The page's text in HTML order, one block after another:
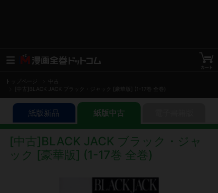
トップページ
中古
[中古]BLACK JACK ブラック・ジャック [豪華版] (1-17巻 全巻)
紙版新品 紙版中古
[中古]BLACK JACK ブラック・ジャ
ック [豪華版] (1-17巻 全巻)